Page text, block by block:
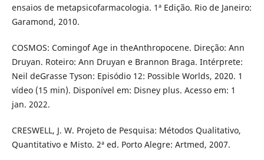
ensaios de metapsicofarmacologia. 1ª Edição. Rio de Janeiro:
Garamond, 2010.
COSMOS: Comingof Age in theAnthropocene. Direção: Ann
Druyan. Roteiro: Ann Druyan e Brannon Braga. Intérprete:
Neil deGrasse Tyson: Episódio 12: Possible Worlds, 2020. 1
vídeo (15 min). Disponível em: Disney plus. Acesso em: 1
jan. 2022.
CRESWELL, J. W. Projeto de Pesquisa: Métodos Qualitativo,
Quantitativo e Misto. 2ª ed. Porto Alegre: Artmed, 2007.